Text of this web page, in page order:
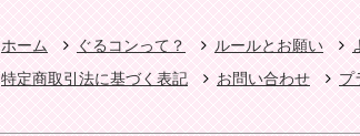
ホーム ぐるコンって？ ルールとお願い
特定商取引法に基づく表記
お問い合わせ プ